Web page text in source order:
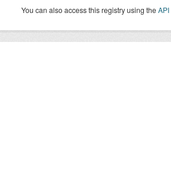
You can also access this registry using theAPI